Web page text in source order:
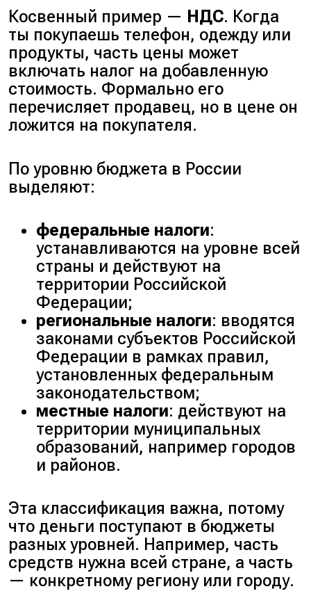
Косвенный пример — НДС. Когда
ты покупаешь телефон, одежду или
продукты, часть цены может
включать налог на добавленную
стоимость. Формально его
перечисляет продавец, но в цене он
ложится на покупателя.
По уровню бюджета в России
выделяют:
федеральные налоги:
устанавливаются на уровне всей
страны и действуют на
территории Российской
Федерации;
региональные налоги: вводятся
законами субъектов Российской
Федерации в рамках правил,
установленных федеральным
законодательством;
местные налоги: действуют на
территории муниципальных
образований, например городов
и районов.
Эта классификация важна, потому
что деньги поступают в бюджеты
разных уровней. Например, часть
средств нужна всей стране, а часть
— конкретному региону или городу.